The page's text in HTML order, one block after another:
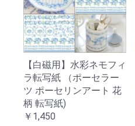
【白磁用】水彩ネモフィ
ラ転写紙 （ポーセラー
ツ ポーセリンアート 花
柄 転写紙)
￥1,450